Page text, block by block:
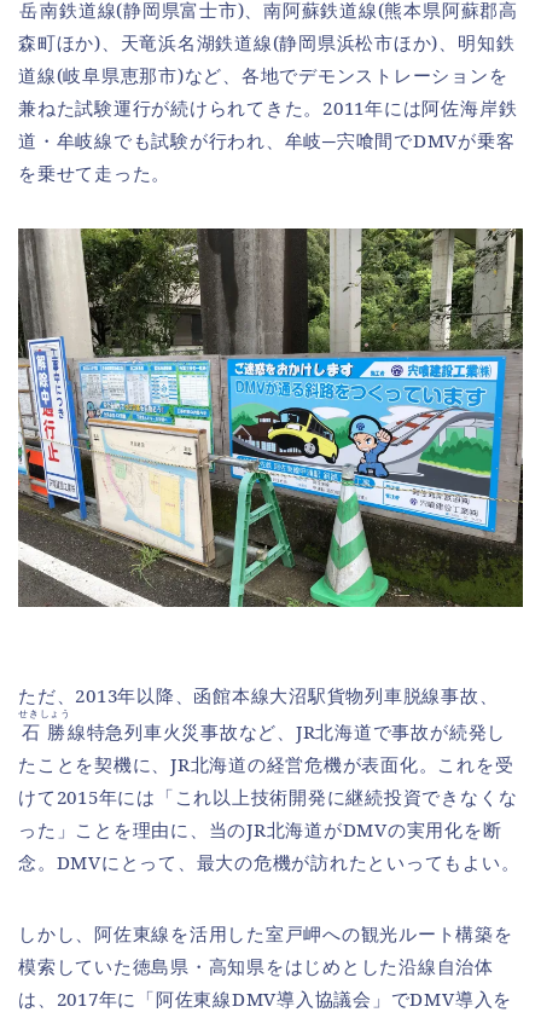
岳南鉄道線(静岡県富士市)、南阿蘇鉄道線(熊本県阿蘇郡高
森町ほか)、天竜浜名湖鉄道線(静岡県浜松市ほか)、明知鉄
道線(岐阜県恵那市)など、各地でデモンストレーションを
兼ねた試験運行が続けられてきた。2011年には阿佐海岸鉄
道・牟岐線でも試験が行われ、牟岐─宍喰間でDMVが乗客
を乗せて走った。
ただ、2013年以降、函館本線大沼駅貨物列車脱線事故、
石勝
せきしょう
線特急列車火災事故など、JR北海道で事故が続発し
たことを契機に、JR北海道の経営危機が表面化。これを受
けて2015年には「これ以上技術開発に継続投資できなくな
った」ことを理由に、当のJR北海道がDMVの実用化を断
念。DMVにとって、最大の危機が訪れたといってもよい。
しかし、阿佐東線を活用した室戸岬への観光ルート構築を
模索していた徳島県・高知県をはじめとした沿線自治体
は、2017年に「阿佐東線DMV導入協議会」でDMV導入を